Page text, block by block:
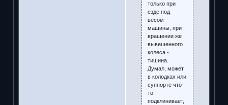
только при
езде под
весом
машины, при
вращении же
вывешенного
колеса -
тишина.
Думал, может
в колодках или
суппорте что-
то
подклинивает,